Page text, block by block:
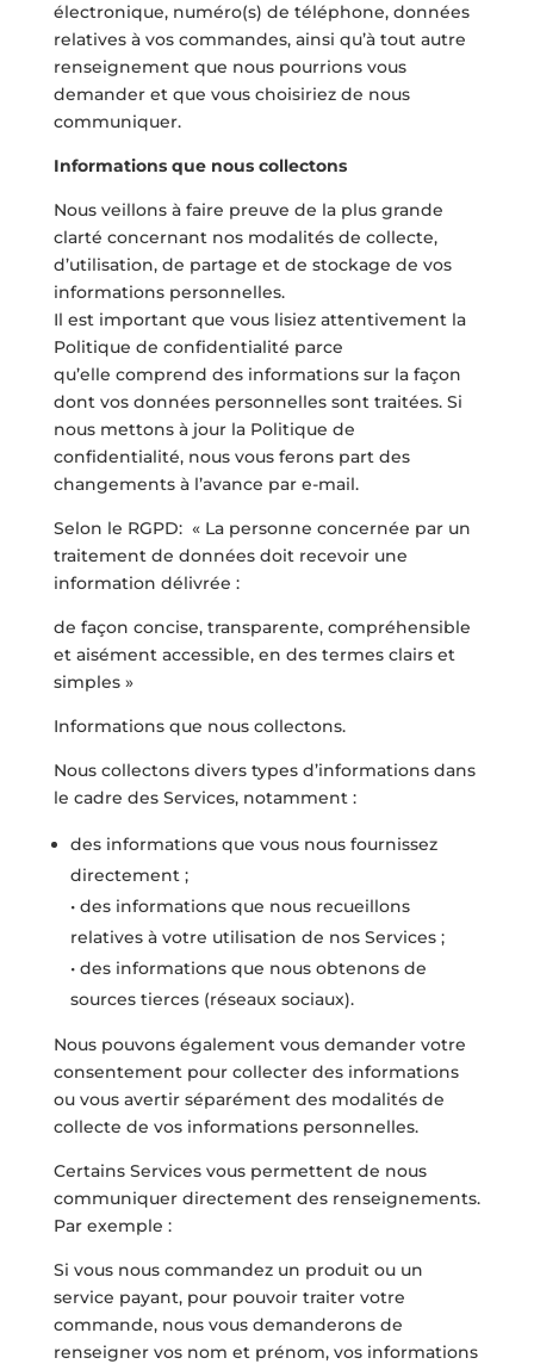
électronique, numéro(s) de téléphone, données
relatives à vos commandes, ainsi qu’à tout autre
renseignement que nous pourrions vous
demander et que vous choisiriez de nous
communiquer.
Informations que nous collectons
Nous veillons à faire preuve de la plus grande
clarté concernant nos modalités de collecte,
d’utilisation, de partage et de stockage de vos
informations personnelles.
Il est important que vous lisiez attentivement la
Politique de confidentialité parce
qu’elle comprend des informations sur la façon
dont vos données personnelles sont traitées. Si
nous mettons à jour la Politique de
confidentialité, nous vous ferons part des
changements à l’avance par e-mail.
Selon le RGPD: « La personne concernée par un
traitement de données doit recevoir une
information délivrée :
de façon concise, transparente, compréhensible
et aisément accessible, en des termes clairs et
simples »
Informations que nous collectons.
Nous collectons divers types d’informations dans
le cadre des Services, notamment :
des informations que vous nous fournissez
directement ;
• des informations que nous recueillons
relatives à votre utilisation de nos Services ;
• des informations que nous obtenons de
sources tierces (réseaux sociaux).
Nous pouvons également vous demander votre
consentement pour collecter des informations
ou vous avertir séparément des modalités de
collecte de vos informations personnelles.
Certains Services vous permettent de nous
communiquer directement des renseignements.
Par exemple :
Si vous nous commandez un produit ou un
service payant, pour pouvoir traiter votre
commande, nous vous demanderons de
renseigner vos nom et prénom, vos informations